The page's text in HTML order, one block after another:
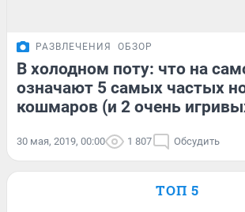
РАЗВЛЕЧЕНИЯ ОБЗОР
В холодном поту: что на
означают 5 самых частых
кошмаров (и 2 очень
30 мая, 2019, 00:00 1 807 Обсудить
ТОП 5